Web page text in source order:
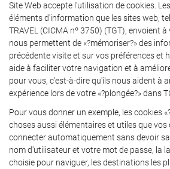
Site Web accepte l'utilisation de cookies.
éléments d'information que les sites web,
TRAVEL (CICMA nº 3750) (TGT), envoient
nous permettent de «?mémoriser?» des
précédente visite et sur vos préférences et
aide à faciliter votre navigation et à
pour vous, c'est-à-dire qu'ils nous aident à
expérience lors de votre «?plongée?» dans
Pour vous donner un exemple, les cookies
choses aussi élémentaires et utiles que
connecter automatiquement sans devoir
nom d'utilisateur et votre mot de passe, la
choisie pour naviguer, les destinations les